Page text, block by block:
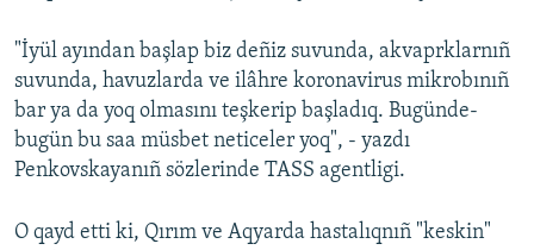
"İyül ayından başlap biz deñiz suvunda, akvaprklarnıñ
suvunda, havuzlarda ve ilâhre koronavirus mikrobınıñ
bar ya da yoq olmasını teşkerip başladıq. Bugünde-
bugün bu saa müsbet neticeler yoq", - yazdı
Penkovskayanıñ sözlerinde TASS agentligi.
O qayd etti ki, Qırım ve Aqyarda hastalıqnıñ "keskin"